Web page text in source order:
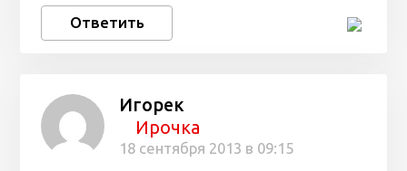
Ответить
Игорек
Ирочка
18 сентября 2013 в 09:15